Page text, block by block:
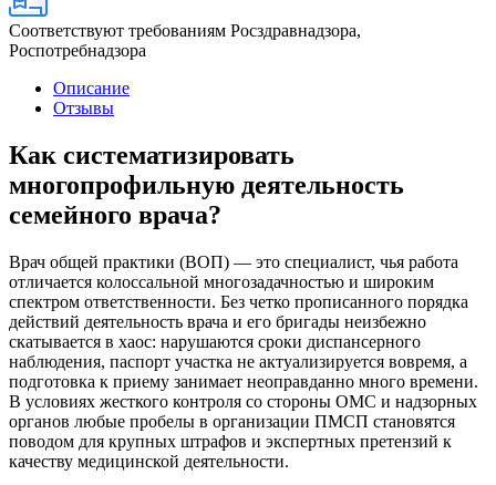
Соответствуют требованиям Росздравнадзора,
Роспотребнадзора
Описание
Отзывы
Как систематизировать
многопрофильную деятельность
семейного врача?
Врач общей практики (ВОП) — это специалист, чья работа
отличается колоссальной многозадачностью и широким
спектром ответственности. Без четко прописанного порядка
действий деятельность врача и его бригады неизбежно
скатывается в хаос: нарушаются сроки диспансерного
наблюдения, паспорт участка не актуализируется вовремя, а
подготовка к приему занимает неоправданно много времени.
В условиях жесткого контроля со стороны ОМС и надзорных
органов любые пробелы в организации ПМСП становятся
поводом для крупных штрафов и экспертных претензий к
качеству медицинской деятельности.